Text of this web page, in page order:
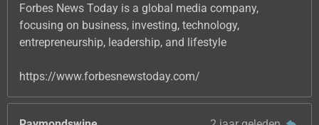
Forbes News Today is a global media company,
focusing on business, investing, technology,
entrepreneurship, leadership, and lifestyle
https://www.forbesnewstoday.com/